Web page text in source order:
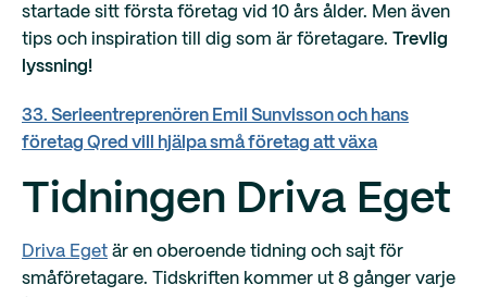
startade sitt första företag vid 10 års ålder. Men även
tips och inspiration till dig som är företagare.
Trevlig
lyssning!
33. Serieentreprenören Emil Sunvisson och hans
företag Qred vill hjälpa små företag att växa
Tidningen Driva Eget
Driva Eget är en oberoende tidning och sajt för
småföretagare. Tidskriften kommer ut 8 gånger varje